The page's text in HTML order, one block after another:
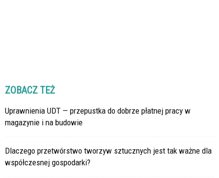
ZOBACZ TEŻ
Uprawnienia UDT — przepustka do dobrze płatnej pracy w
magazynie i na budowie
Dlaczego przetwórstwo tworzyw sztucznych jest tak ważne dla
współczesnej gospodarki?